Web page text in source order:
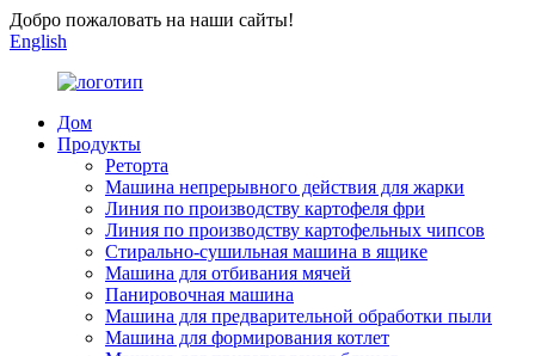
Добро пожаловать на наши сайты!
English
Дом
Продукты
Реторта
Машина непрерывного действия для жарки
Линия по производству картофеля фри
Линия по производству картофельных чипсов
Стирально-сушильная машина в ящике
Машина для отбивания мячей
Панировочная машина
Машина для предварительной обработки пыли
Машина для формирования котлет